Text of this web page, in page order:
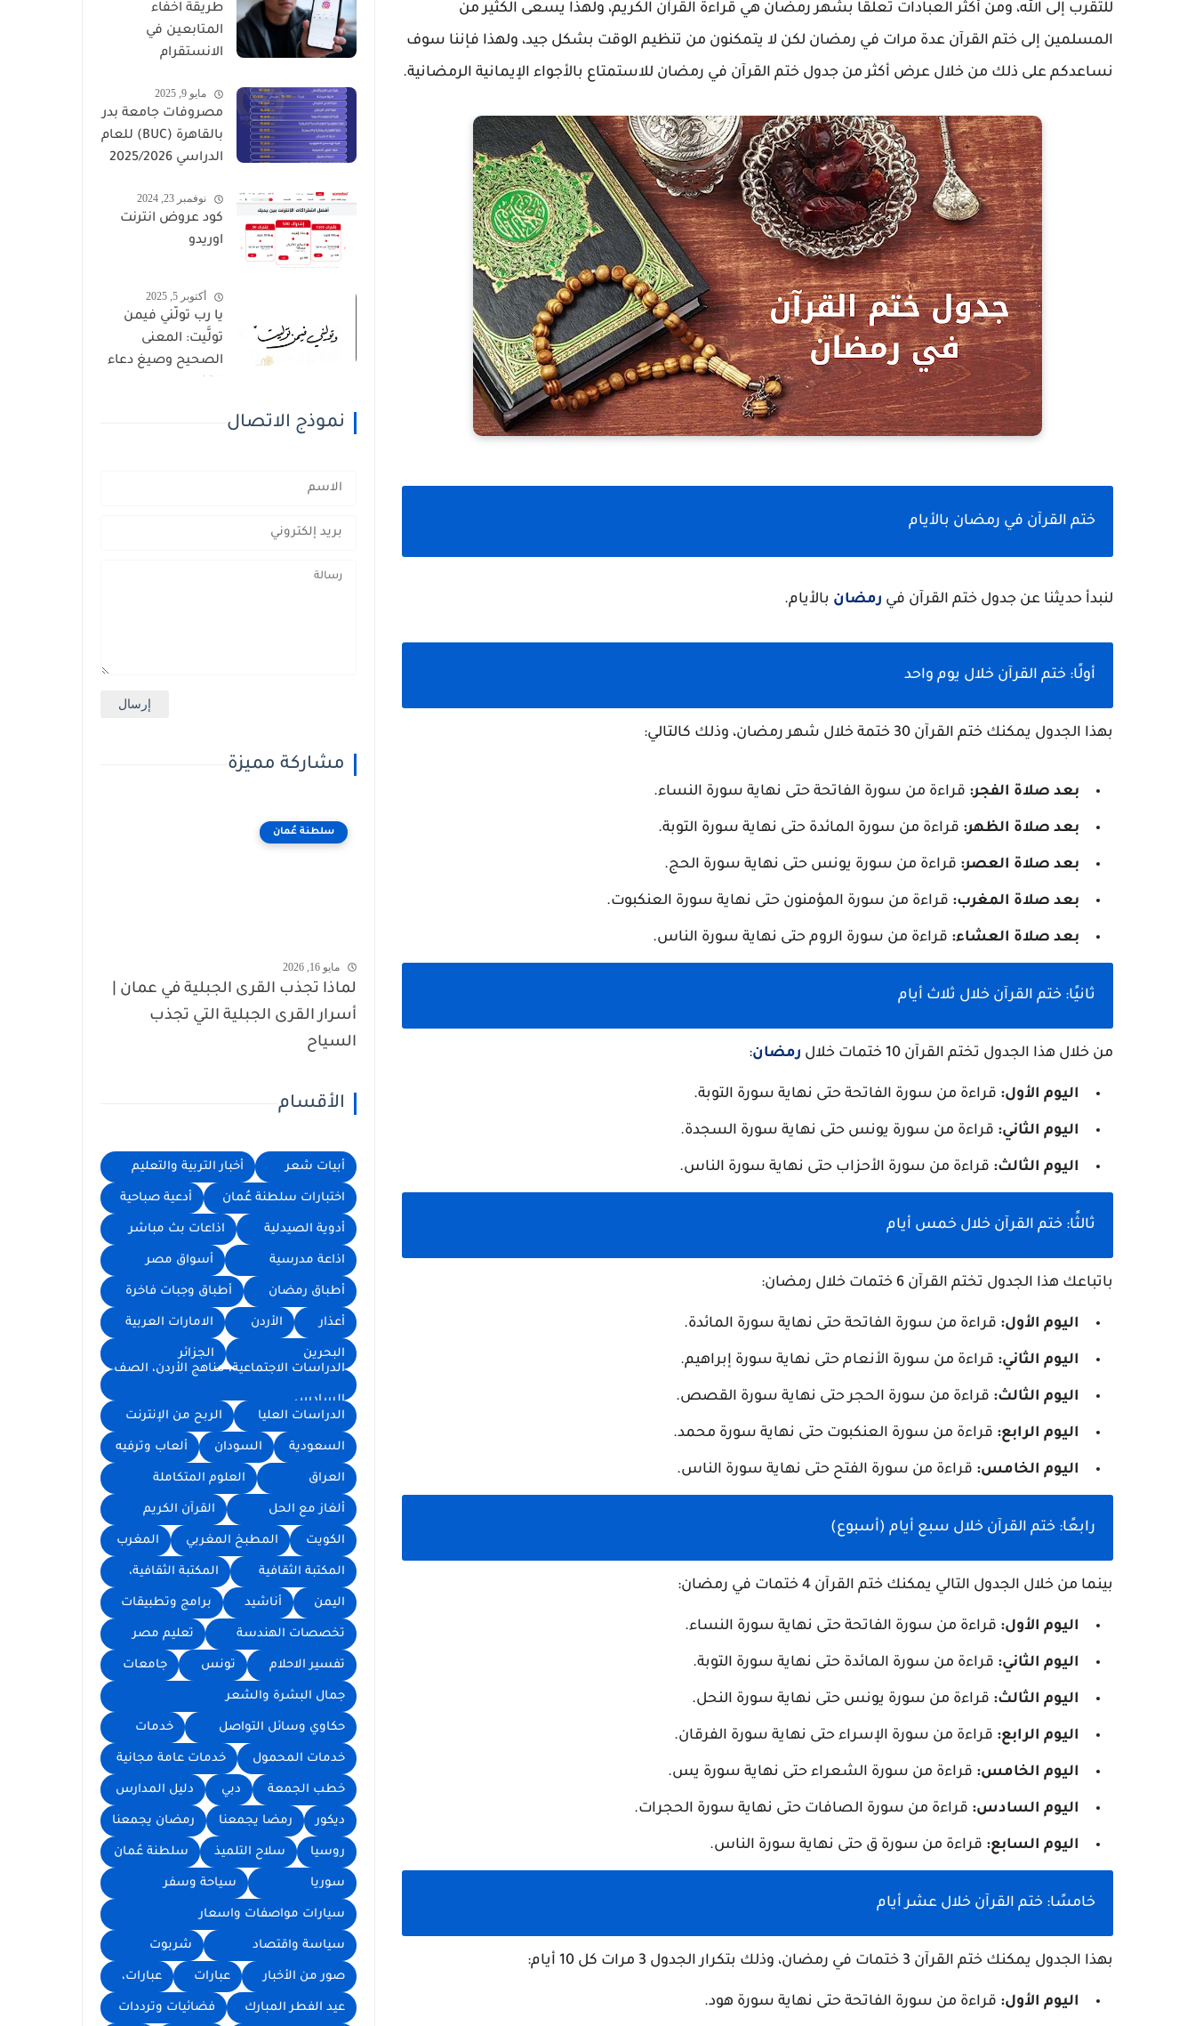
للتقرب إلى الله، ومن أكثر العبادات تعلقًا بشهر رمضان هي قراءة القرآن الكريم، ولهذا يسعى الكثير من
المسلمين إلى ختم القرآن عدة مرات في رمضان لكن لا يتمكنون من تنظيم الوقت بشكل جيد، ولهذا فإننا سوف
نساعدكم على ذلك من خلال عرض أكثر من جدول ختم القرآن في رمضان للاستمتاع بالأجواء الإيمانية الرمضانية.
ختم القرآن في رمضان بالأيام
لنبدأ حديثنا عن جدول ختم القرآن في رمضان بالأيام.
أولًا: ختم القرآن خلال يوم واحد
بهذا الجدول يمكنك ختم القرآن 30 ختمة خلال شهر رمضان، وذلك كالتالي:
بعد صلاة الفجر: قراءة من سورة الفاتحة حتى نهاية سورة النساء.
بعد صلاة الظهر: قراءة من سورة المائدة حتى نهاية سورة التوبة.
بعد صلاة العصر: قراءة من سورة يونس حتى نهاية سورة الحج.
بعد صلاة المغرب: قراءة من سورة المؤمنون حتى نهاية سورة العنكبوت.
بعد صلاة العشاء: قراءة من سورة الروم حتى نهاية سورة الناس.
ثانيًا: ختم القرآن خلال ثلاث أيام
من خلال هذا الجدول تختم القرآن 10 ختمات خلال رمضان:
اليوم الأول: قراءة من سورة الفاتحة حتى نهاية سورة التوبة.
اليوم الثاني: قراءة من سورة يونس حتى نهاية سورة السجدة.
اليوم الثالث: قراءة من سورة الأحزاب حتى نهاية سورة الناس.
ثالثًا: ختم القرآن خلال خمس أيام
باتباعك هذا الجدول تختم القرآن 6 ختمات خلال رمضان:
اليوم الأول: قراءة من سورة الفاتحة حتى نهاية سورة المائدة.
اليوم الثاني: قراءة من سورة الأنعام حتى نهاية سورة إبراهيم.
اليوم الثالث: قراءة من سورة الحجر حتى نهاية سورة القصص.
اليوم الرابع: قراءة من سورة العنكبوت حتى نهاية سورة محمد.
اليوم الخامس: قراءة من سورة الفتح حتى نهاية سورة الناس.
رابعًا: ختم القرآن خلال سبع أيام (أسبوع)
بينما من خلال الجدول التالي يمكنك ختم القرآن 4 ختمات في رمضان:
اليوم الأول: قراءة من سورة الفاتحة حتى نهاية سورة النساء.
اليوم الثاني: قراءة من سورة المائدة حتى نهاية سورة التوبة.
اليوم الثالث: قراءة من سورة يونس حتى نهاية سورة النحل.
اليوم الرابع: قراءة من سورة الإسراء حتى نهاية سورة الفرقان.
اليوم الخامس: قراءة من سورة الشعراء حتى نهاية سورة يس.
اليوم السادس: قراءة من سورة الصافات حتى نهاية سورة الحجرات.
اليوم السابع: قراءة من سورة ق حتى نهاية سورة الناس.
خامسًا: ختم القرآن خلال عشر أيام
بهذا الجدول يمكنك ختم القرآن 3 ختمات في رمضان، وذلك بتكرار الجدول 3 مرات كل 10 أيام:
اليوم الأول: قراءة من سورة الفاتحة حتى نهاية سورة هود.
طريقة اخفاء
المتابعين في
الانستقرام
مايو 9, 2025
مصروفات جامعة بدر
بالقاهرة (BUC) للعام
الدراسي 2025/2026
نوفمبر 23, 2024
كود عروض انترنت
اوريدو
أكتوبر 5, 2025
يا رب تولَّني فيمن
تولَّيت: المعنى
الصحيح وصيغ دعاء
نموذج الاتصال
مشاركة مميزة
سلطنة عُمان
مايو 16, 2026
لماذا تجذب القرى الجبلية في عمان |
أسرار القرى الجبلية التي تجذب
السياح
الأقسام
أبيات شعر أخبار التربية والتعليم
اختبارات سلطنة عُمان أدعية صباحية
أدوية الصيدلية اذاعات بث مباشر
اذاعة مدرسية أسواق مصر
أطباق رمضان أطباق وجبات فاخرة
أعذار الأردن الامارات العربية
البحرين
الجزائر
الدراسات الاجتماعية، مناهج الأردن، الصف
السادس
الدراسات العليا
الربح من الإنترنت
السعودية السودان ألعاب وترفيه
العراق العلوم المتكاملة
ألغاز مع الحل القرآن الكريم
الكويت المطبخ المغربي المغرب
المكتبة الثقافية المكتبة الثقافية،
اليمن أناشيد برامج وتطبيقات
تخصصات الهندسة تعليم مصر
تفسير الاحلام تونس جامعات
جمال البشرة والشعر
حكاوي وسائل التواصل خدمات
خدمات المحمول خدمات عامة مجانية
خطب الجمعة دبي دليل المدارس
ديكور رمضا يجمعنا رمضان يجمعنا
روسيا سلاح التلميذ سلطنة عُمان
سوريا سياحة وسفر
سيارات مواصفات واسعار
سياسة واقتصاد شربوت
صور من الأخبار عبارات عبارات،
عيد الفطر المبارك فضائيات وترددات